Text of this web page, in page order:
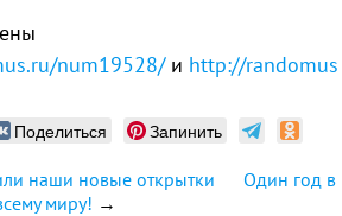
num19528/и http://
Поделиться Запинить
наши новые открытки
Один год в
миру! →